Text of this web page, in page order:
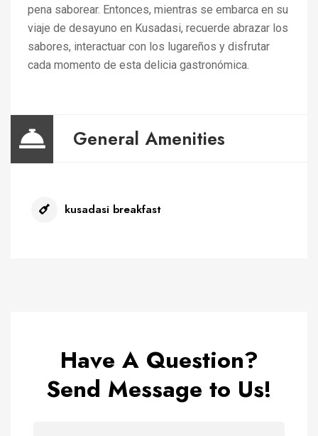
pena saborear. Entonces, mientras se embarca en su
viaje de desayuno en Kusadasi, recuerde abrazar los
sabores, interactuar con los lugareños y disfrutar
cada momento de esta delicia gastronómica.
General Amenities
kusadasi breakfast
Have A Question?
Send Message to Us!